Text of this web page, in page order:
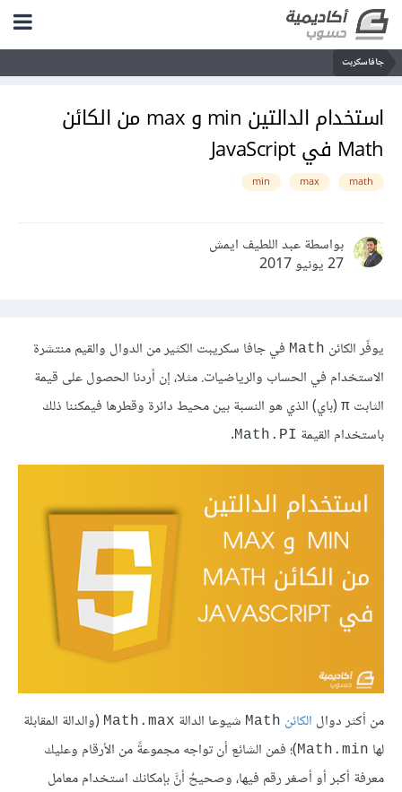
جافاسكربت
استخدام الدالتين min و max من الكائن
Math في JavaScript
math
max
min
بواسطة عبد اللطيف ايمش
27 يونيو 2017
يوفّر الكائن Math في جافا سكريبت الكثير من الدوال والقيم منتشرة
الاستخدام في الحساب والرياضيات. مثلا، إن أردنا الحصول على قيمة
الثابت π (باي) الذي هو النسبة بين محيط دائرة وقطرها فيمكننا ذلك
باستخدام القيمة Math.PI
.
من أكثر دوال الكائن Math شيوعا الدالة Math.max (والدالة المقابلة
لها Math.min)؛ فمن الشائع أن تواجه مجموعةً من الأرقام وعليك
معرفة أكبر أو أصغر رقم فيها، وصحيحٌ أنَّ بإمكانك استخدام معامل